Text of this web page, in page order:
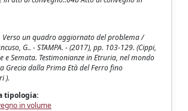
un quadro aggiornato del problema /
G.. - STAMPA. - (2017), pp. 103-129. (Cippi,
e Semata. Testimonianze in Etruria, nel mondo
Grecia dalla Prima Età del Ferro fino
).
tipologia:
in volume